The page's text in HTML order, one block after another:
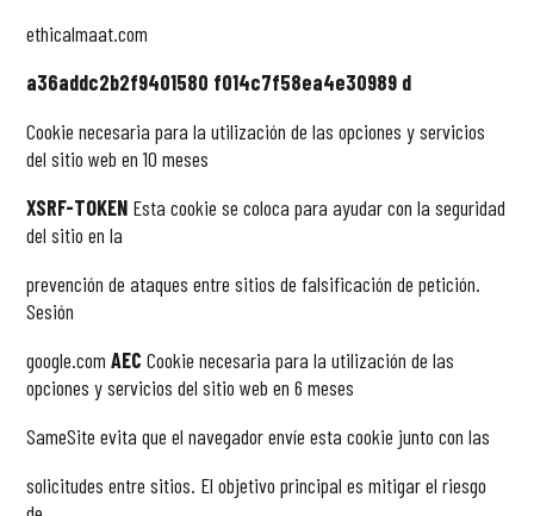
ethicalmaat.com
a36addc2b2f9401580 f014c7f58ea4e30989 d
Cookie necesaria para la utilización de las opciones y servicios
delsitio weben 10 meses
XSRF-TOKEN Esta cookie se coloca para ayudar con la seguridad
del sitio en la
prevención de ataques entre sitios de falsificación de petición.
Sesión
google.comAECCookie necesaria para la utilización de las
opciones y servicios delsitio weben 6 meses
SameSite evita que el navegador envíe esta cookie junto con las
solicitudes entre sitios. El objetivo principal es mitigar el riesgo